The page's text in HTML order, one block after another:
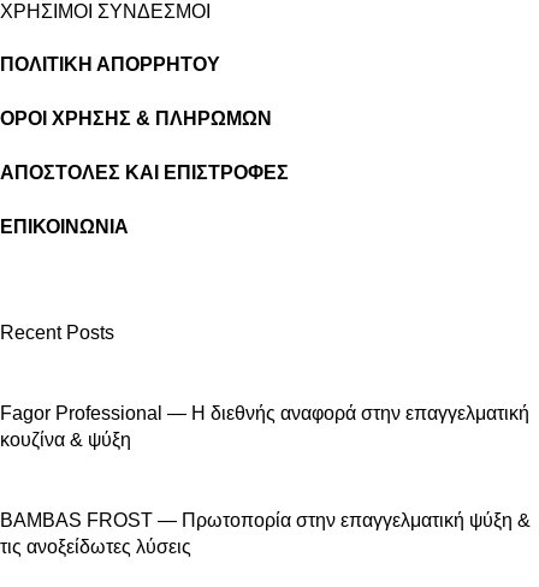
ΧΡΗΣΙΜΟΙ ΣΥΝΔΕΣΜΟΙ
ΠΟΛΙΤΙΚΗ ΑΠΟΡΡΗΤΟΥ
ΟΡΟΙ ΧΡΗΣΗΣ & ΠΛΗΡΩΜΩΝ
ΑΠΟΣΤΟΛΕΣ ΚΑΙ ΕΠΙΣΤΡΟΦΕΣ
ΕΠΙΚΟΙΝΩΝΙΑ
Recent Posts
Fagor Professional — Η διεθνής αναφορά στην επαγγελματική
κουζίνα & ψύξη
BAMBAS FROST — Πρωτοπορία στην επαγγελματική ψύξη &
τις ανοξείδωτες λύσεις